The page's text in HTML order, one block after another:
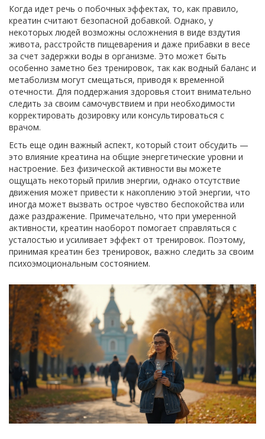
Когда идет речь о побочных эффектах, то, как правило,
креатин считают безопасной добавкой. Однако, у
некоторых людей возможны осложнения в виде вздутия
живота, расстройств пищеварения и даже прибавки в весе
за счет задержки воды в организме. Это может быть
особенно заметно без тренировок, так как водный баланс и
метаболизм могут смещаться, приводя к временной
отечности. Для поддержания здоровья стоит внимательно
следить за своим самочувствием и при необходимости
корректировать дозировку или консультироваться с
врачом.
Есть еще один важный аспект, который стоит обсудить —
это влияние креатина на общие энергетические уровни и
настроение. Без физической активности вы можете
ощущать некоторый прилив энергии, однако отсутствие
движения может привести к накоплению этой энергии, что
иногда может вызвать острое чувство беспокойства или
даже раздражение. Примечательно, что при умеренной
активности, креатин наоборот помогает справляться с
усталостью и усиливает эффект от тренировок. Поэтому,
принимая креатин без тренировок, важно следить за своим
психоэмоциональным состоянием.